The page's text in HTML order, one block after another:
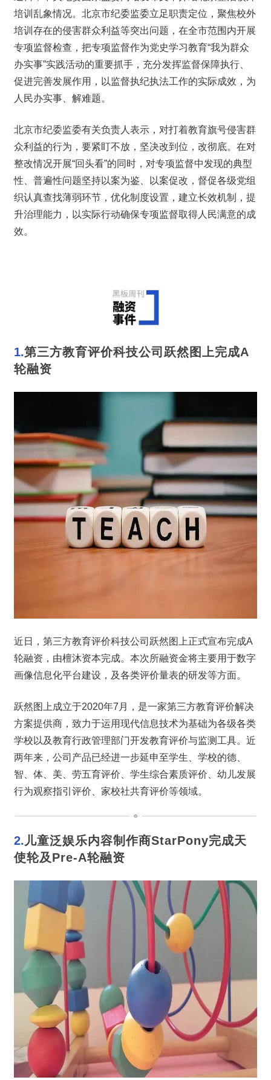
培训乱象情况。北京市纪委监委立足职责定位，聚焦校外
培训存在的侵害群众利益等突出问题，在全市范围内开展
专项监督检查，把专项监督作为党史学习教育“我为群众
办实事”实践活动的重要抓手，充分发挥监督保障执行、
促进完善发展作用，以监督执纪执法工作的实际成效，为
人民办实事、解难题。
北京市纪委监委有关负责人表示，对打着教育旗号侵害群
众利益的行为，要紧盯不放，坚决改到位，改彻底。在对
整改情况开展“回头看”的同时，对专项监督中发现的典型
性、普遍性问题坚持以案为鉴、以案促改，督促各级党组
织认真查找薄弱环节，优化制度设置，建立长效机制，提
升治理能力，以实际行动确保专项监督取得人民满意的成
效。
1.第三方教育评价科技公司跃然图上完成A
轮融资
近日，第三方教育评价科技公司跃然图上正式宣布完成A
轮融资，由檀沐资本完成。本次所融资金将主要用于数字
画像信息化平台建设，及各类评价量表的研发等方面。
跃然图上成立于2020年7月，是一家第三方教育评价解决
方案提供商，致力于运用现代信息技术为基础为各级各类
学校以及教育行政管理部门开发教育评价与监测工具。近
两年来，公司产品已经进一步延申至学生、学校的德、
智、体、美、劳五育评价、学生综合素质评价、幼儿发展
行为观察指引评价、家校社共育评价等领域。
2. 儿童泛娱乐内容制作商StarPony完成天
使轮及Pre-A轮融资